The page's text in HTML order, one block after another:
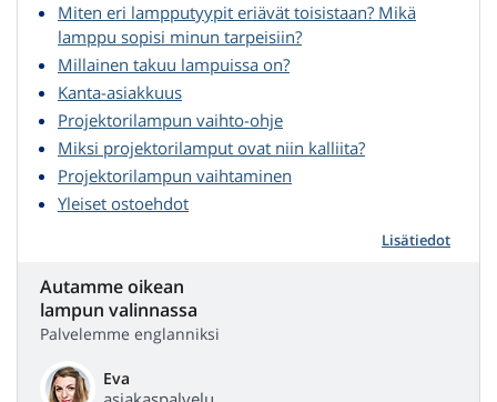
Miten eri lampputyypit eriävät toisistaan? Mikä
lamppu sopisi minun tarpeisiin?
Millainen takuu lampuissa on?
Kanta-asiakkuus
Projektorilampun vaihto-ohje
Miksi projektorilamput ovat niin kalliita?
Projektorilampun vaihtaminen
Yleiset ostoehdot
Lisätiedot
Autamme oikean
lampun valinnassa
Palvelemme englanniksi
Eva